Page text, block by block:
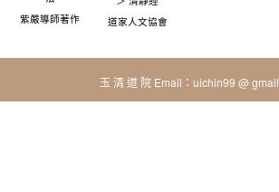
紫嚴導師著作
道家人文協會
玉 清 道 院 Email：uichin99 @